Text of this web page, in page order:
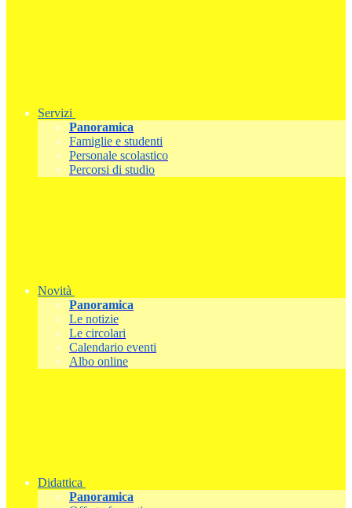
Servizi
Panoramica
Famiglie e studenti
Personale scolastico
Percorsi di studio
Novità
Panoramica
Le notizie
Le circolari
Calendario eventi
Albo online
Didattica
Panoramica